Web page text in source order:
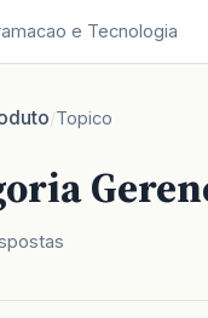
e Tecnologia
/Topico